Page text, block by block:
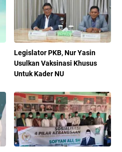
Legislator PKB, Nur Yasin
Usulkan Vaksinasi Khusus
Untuk Kader NU